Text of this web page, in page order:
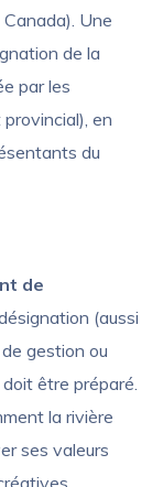
Une
de la
par les
en
du
de
(aussi
gestion ou
être préparé.
la rivière
ses valeurs